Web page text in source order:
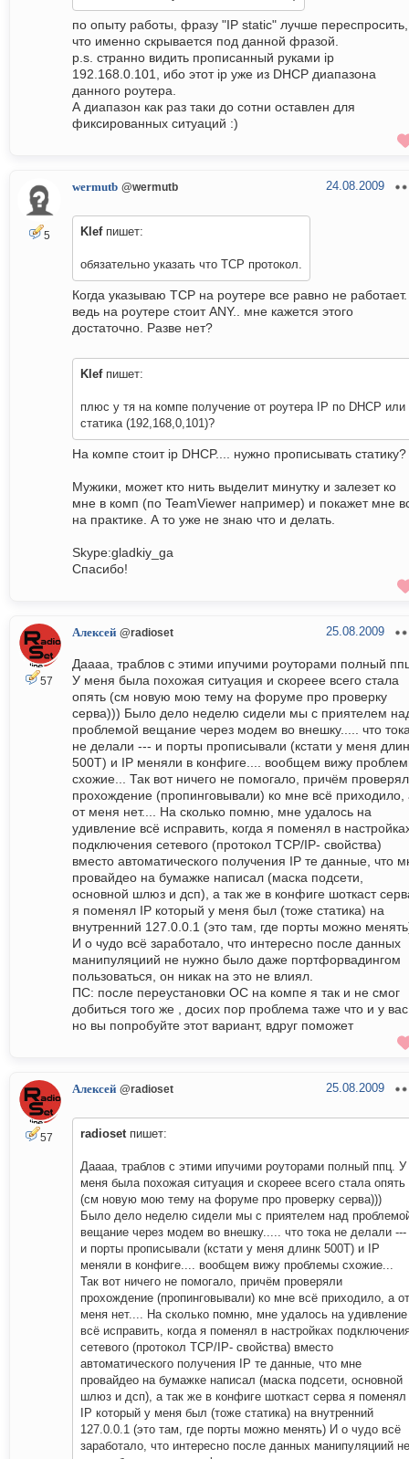
по опыту работы, фразу "IP static" лучше
что именно скрывается под данной фразой.
p.s. странно видить прописанный руками ip
192.168.0.101, ибо этот ip уже из DHCP диапазона
данного роутера.
А диапазон как раз таки до сотни оставлен для
фиксированных ситуаций :)
5
wermutb @wermutb 24.08.2009
Klefпишет:
обязательно указать что TCP протокол.
Когда указываю TCP на роутере все равно не
ведь на роутере стоит ANY.. мне кажется этого
достаточно. Разве нет?
Klefпишет:
плюс у тя на компе получение от роутера IP по DHCP или
статика (192,168,0,101)?
На компе стоит ip DHCP.... нужно прописывать статику?
Мужики, может кто нить выделит минутку и залезет ко
мне в комп (по TeamViewer например) и покажет мне
на практике. А то уже не знаю что и делать.
Skype:gladkiy_ga
Спасибо!
57
Алексей @radioset 25.08.2009
Даааа, траблов с этими ипучими роуторами полный
У меня была похожая ситуация и скореее всего стала
опять (см новую мою тему на форуме про проверку
серва))) Было дело неделю сидели мы с приятелем
проблемой вещание через модем во внешку..... что
не делали --- и порты прописывали (кстати у меня
500Т) и IP меняли в конфиге.... вообщем вижу
схожие... Так вот ничего не помогало, причём
прохождение (пропинговывали) ко мне всё приходило,
от меня нет.... На сколько помню, мне удалось на
удивление всё исправить, когда я поменял в
подключения сетевого (протокол TCP/IP- свойства)
вместо автоматического получения IP те данные, что
провайдео на бумажке написал (маска подсети,
основной шлюз и дсп), а так же в конфиге шоткаст
я поменял IP который у меня был (тоже статика) на
внутренний 127.0.0.1 (это там, где порты можно
И о чудо всё заработало, что интересно после данных
манипуляциий не нужно было даже портфорвадингом
пользоваться, он никак на это не влиял.
ПС: после переустановки ОС на компе я так и не смог
добиться того же , досих пор проблема таже что и у
но вы попробуйте этот вариант, вдруг поможет
57
Алексей @radioset 25.08.2009
radiosetпишет:
Даааа, траблов с этими ипучими роуторами полный ппц. У
меня была похожая ситуация и скореее всего стала опять
(см новую мою тему на форуме про проверку серва)))
Было дело неделю сидели мы с приятелем над
вещание через модем во внешку..... что тока не делали ---
и порты прописывали (кстати у меня длинк 500Т) и IP
меняли в конфиге.... вообщем вижу проблемы схожие...
Так вот ничего не помогало, причём проверяли
прохождение (пропинговывали) ко мне всё приходило, а от
меня нет.... На сколько помню, мне удалось на удивление
всё исправить, когда я поменял в настройках
сетевого (протокол TCP/IP- свойства) вместо
автоматического получения IP те данные, что мне
провайдео на бумажке написал (маска подсети, основной
шлюз и дсп), а так же в конфиге шоткаст серва я поменял
IP который у меня был (тоже статика) на внутренний
127.0.0.1 (это там, где порты можно менять) И о чудо всё
заработало, что интересно после данных манипуляциий не